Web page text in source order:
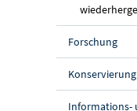
Forschung
Informations-